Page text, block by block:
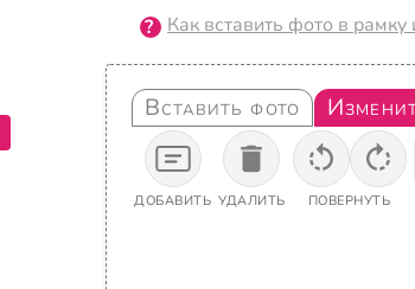
Как вставить фото в
Вставить фото
ДОБАВИТЬ УДАЛИТЬ ПОВЕРНУТЬ